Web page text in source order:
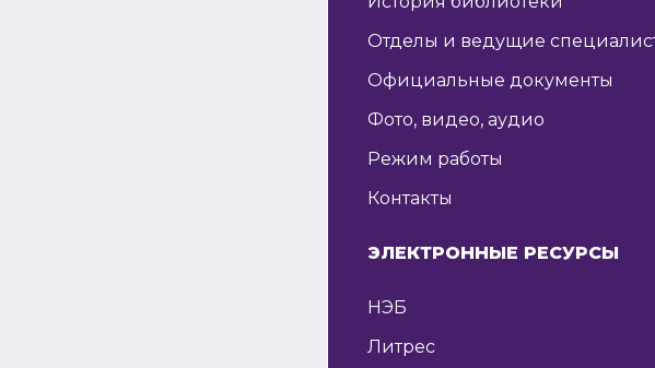
Отделы и ведущие
Официальные документы
Фото, видео, аудио
Режим работы
Контакты
ЭЛЕКТРОННЫЕ РЕСУРСЫ
НЭБ
Литрес